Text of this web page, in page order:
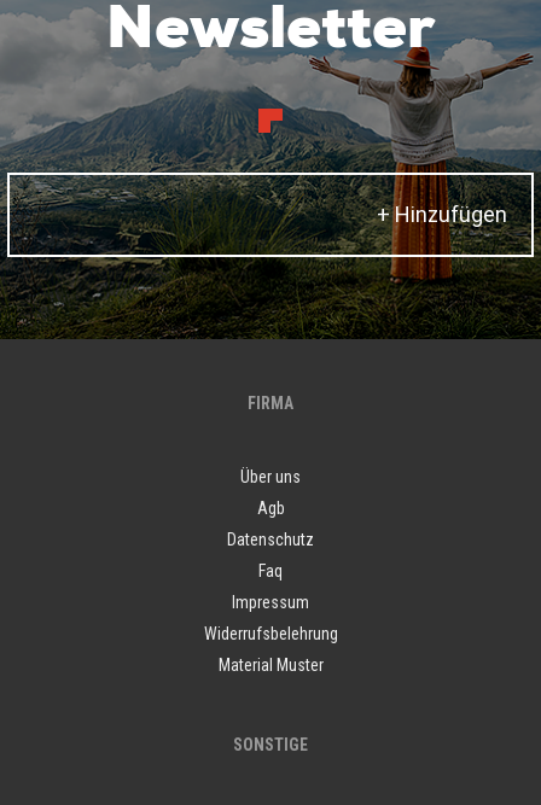
Newsletter
FIRMA
Über uns
Agb
Datenschutz
Faq
Impressum
Widerrufsbelehrung
Material Muster
SONSTIGE